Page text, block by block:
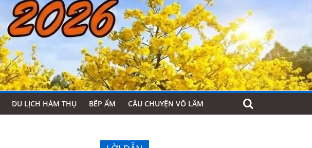
DU LỊCH HÀM THỤ BẾP ẤM CÂU CHUYỆN VÕ LÂM